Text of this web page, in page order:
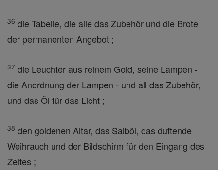
36 die Tabelle, die alle das Zubehör und die Brote
der permanenten Angebot ;
37 die Leuchter aus reinem Gold, seine Lampen -
die Anordnung der Lampen - und all das Zubehör,
und das Öl für das Licht ;
38 den goldenen Altar, das Salböl, das duftende
Weihrauch und der Bildschirm für den Eingang des
Zeltes ;